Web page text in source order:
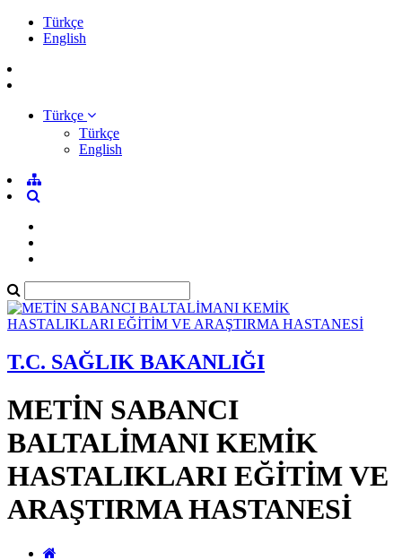
Türkçe
English
Türkçe
Türkçe
English
T.C. SAĞLIK BAKANLIĞI
METİN SABANCI
BALTALİMANI KEMİK
HASTALIKLARI EĞİTİM VE
ARAŞTIRMA HASTANESİ